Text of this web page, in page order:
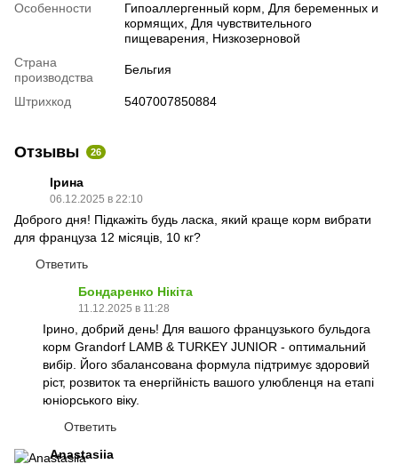
Особенности
Гипоаллергенный корм, Для беременных и
кормящих, Для чувствительного
пищеварения, Низкозерновой
Страна
производства
Бельгия
Штрихкод 5407007850884
Отзывы 26
Ірина
06.12.2025 в 22:10
Доброго дня! Підкажіть будь ласка, який краще корм вибрати
для француза 12 місяців, 10 кг?
Ответить
Бондаренко Нікіта
11.12.2025 в 11:28
Ірино, добрий день! Для вашого французького бульдога
корм Grandorf LAMB & TURKEY JUNIOR - оптимальний
вибір. Його збалансована формула підтримує здоровий
ріст, розвиток та енергійність вашого улюбленця на етапі
юніорського віку.
Ответить
Anastasiia